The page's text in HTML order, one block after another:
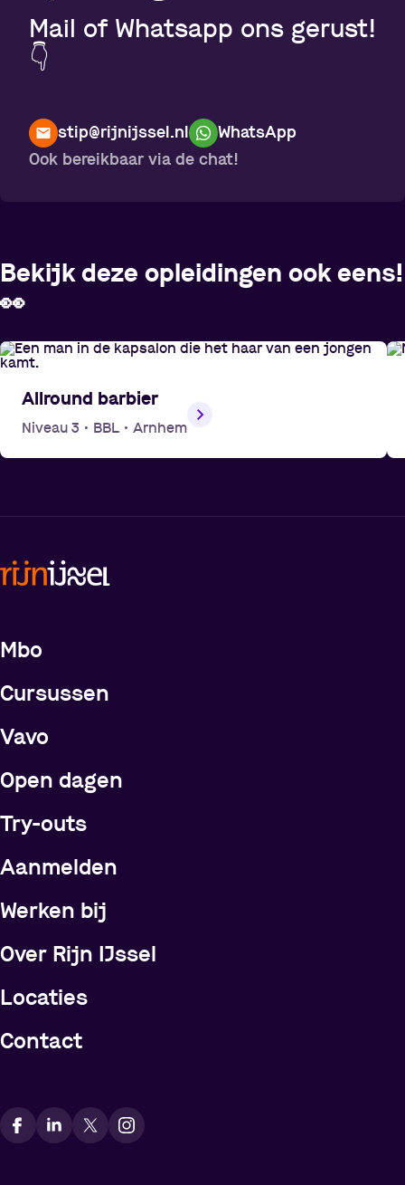
Mail of Whatsapp ons gerust!
👇
stip@rijnijssel.nl
WhatsApp
Ook bereikbaar via de chat!
Bekijk deze opleidingen ook eens!
👀
Allround barbier
Niveau 3 • BBL • Arnhem
Meer over de opleidingen
Mbo
Cursussen
Vavo
Open dagen
Try-outs
Meer over Rijn IJssel
Aanmelden
Werken bij
Over Rijn IJssel
Locaties
Contact
Vindt ons op social media